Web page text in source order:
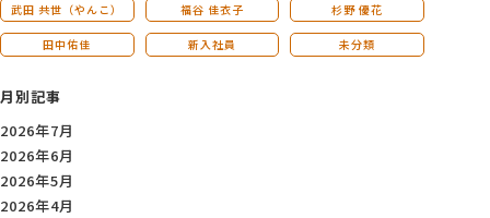
武田 共世（やんこ） 福谷 佳衣子 杉野 優花
田中佑佳 新入社員 未分類
月別記事
2026年7月
2026年6月
2026年5月
2026年4月